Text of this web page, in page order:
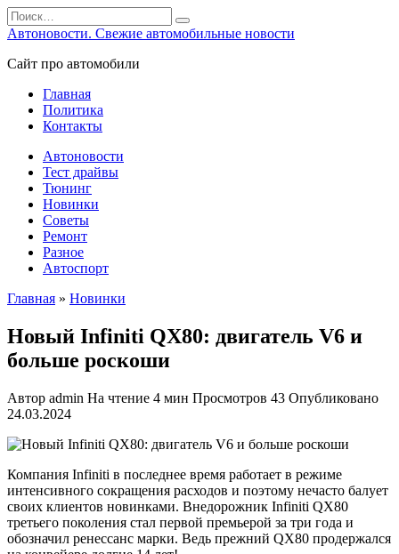
Перейти
к
Search
for:
Автоновости. Свежие автомобильные новости
Сайт про автомобили
Главная
Политика
Контакты
Автоновости
Тест драйвы
Тюнинг
Новинки
Советы
Ремонт
Разное
Автоспорт
Главная » Новинки
Новый Infiniti QX80: двигатель V6 и
больше роскоши
Автор admin На чтение 4 мин Просмотров 43 Опубликовано
24.03.2024
Компания Infiniti в последнее время работает в режиме
интенсивного сокращения расходов и поэтому нечасто балует
своих клиентов новинками. Внедорожник Infiniti QX80
третьего поколения стал первой премьерой за три года и
обозначил ренессанс марки. Ведь прежний QX80 продержался